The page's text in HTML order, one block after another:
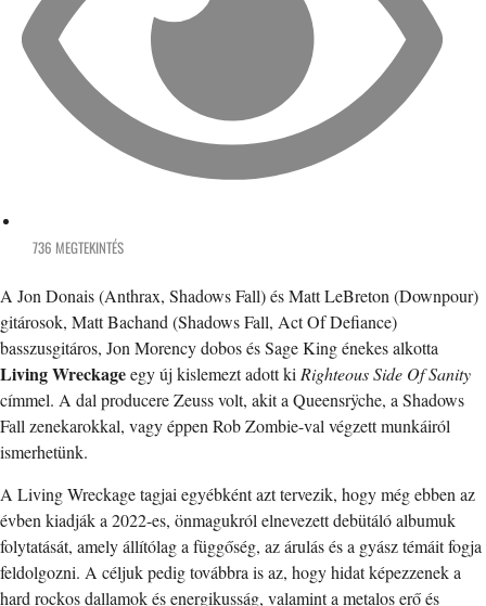
736 MEGTEKINTÉS
A Jon Donais (Anthrax, Shadows Fall) és Matt LeBreton (Downpour)
gitárosok, Matt Bachand (Shadows Fall, Act Of Defiance)
basszusgitáros, Jon Morency dobos és Sage King énekes alkotta
Living Wreckageegy új kislemezt adott ki Righteous Side Of Sanity
címmel. A dal producere Zeuss volt, akit a Queensrÿche, a Shadows
Fall zenekarokkal, vagy éppen Rob Zombie-val végzett munkáiról
ismerhetünk.
A Living Wreckage tagjai egyébként azt tervezik, hogy még ebben az
évben kiadják a 2022-es, önmagukról elnevezett debütáló albumuk
folytatását, amely állítólag a függőség, az árulás és a gyász témáit fogja
feldolgozni. A céljuk pedig továbbra is az, hogy hidat képezzenek a
hard rockos dallamok és energikusság, valamint a metalos erő és